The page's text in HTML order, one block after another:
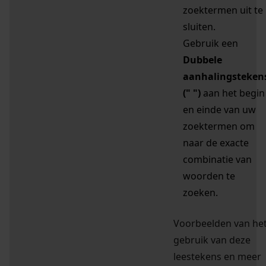
zoektermen uit te
sluiten.
Gebruik een
Dubbele
(" ") aan het begin
en einde van uw
zoektermen om
naar de exacte
combinatie van
woorden te
zoeken.
Voorbeelden van
gebruik van deze
leestekens en meer